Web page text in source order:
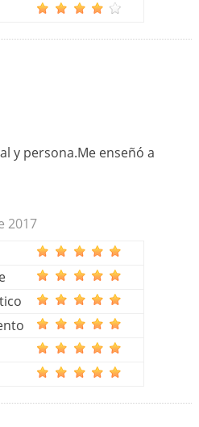
y persona.Me enseñó a
2017